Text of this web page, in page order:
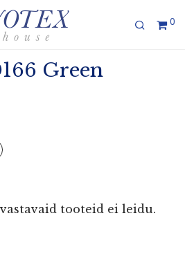
0
Green
tooteid ei leidu.